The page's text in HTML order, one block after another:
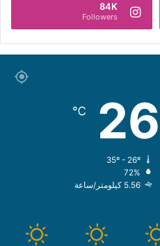
84K
Followers
26
℃
72%
5.56 كيلومتر/ساعة